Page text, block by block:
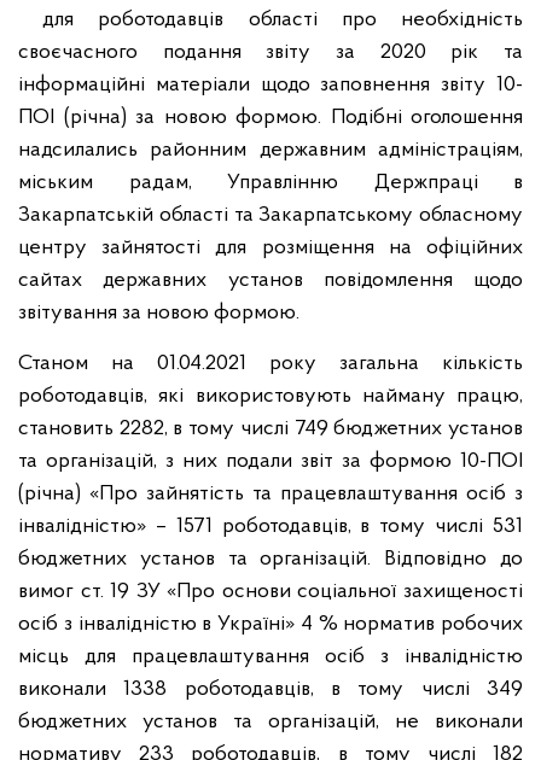
для роботодавців області про необхідність
своєчасного подання звіту за 2020 рік та
інформаційні матеріали щодо заповнення звіту 10-
ПОІ (річна) за новою формою. Подібні оголошення
надсилались районним державним адміністраціям,
міським радам, Управлінню Держпраці в
Закарпатській області та Закарпатському обласному
центру зайнятості для розміщення на офіційних
сайтах державних установ повідомлення щодо
звітування за новою формою.
Станом на 01.04.2021 року загальна кількість
роботодавців, які використовують найману працю,
становить 2282, в тому числі 749 бюджетних установ
та організацій, з них подали звіт за формою 10-ПОІ
(річна) «Про зайнятість та працевлаштування осіб з
інвалідністю» – 1571 роботодавців, в тому числі 531
бюджетних установ та організацій. Відповідно до
вимог ст. 19 ЗУ «Про основи соціальної захищеності
осіб з інвалідністю в Україні» 4 % норматив робочих
місць для працевлаштування осіб з інвалідністю
виконали 1338 роботодавців, в тому числі 349
бюджетних установ та організацій, не виконали
нормативу 233 роботодавців, в тому числі 182